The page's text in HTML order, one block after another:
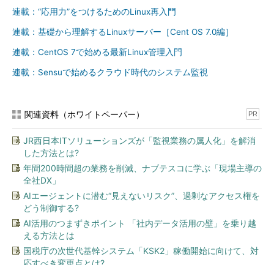
コマンド実行例
hash
（ハッシュテーブルに記憶されているパスを表示する）
（コマンド名に対応する記憶内容を表示する）
目次に戻る
ハッシュテーブルをクリアする
ハッシュテーブルは、通常、自動的にメンテナンスされます。
しかし、コマンドを削除したり、移動したりした影響などで「フ
ァイルは存在しないのに、ハッシュテーブルにだけ残っている」
連載：“応用力”をつけるためのLinux再入門
連載：基礎から理解するLinuxサーバー［Cent OS 7.0編］
連載：CentOS 7で始める最新Linux管理入門
連載：Sensuで始めるクラウド時代のシステム監視
関連資料（ホワイトペーパー） PR
JR西日本ITソリューションズが「監視業務の属人化」を解消
した方法とは?
年間200時間超の業務を削減、ナブテスコに学ぶ「現場主導の
全社DX」
AIエージェントに潜む“見えないリスク”、過剰なアクセス権を
どう制御する?
AI活用のつまずきポイント 「社内データ活用の壁」を乗り越
える方法とは
国税庁の次世代基幹システム「KSK2」稼働開始に向けて、対
応すべき変更点とは?